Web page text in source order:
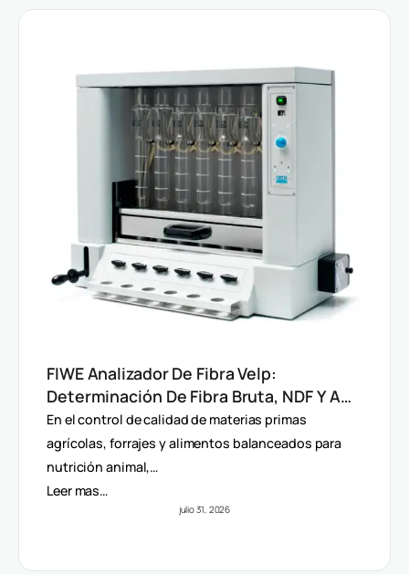
FIWE Analizador De Fibra Velp:
Determinación De Fibra Bruta, NDF Y ADF
En Alimentos Y Piensos
En el control de calidad de materias primas
agrícolas, forrajes y alimentos balanceados para
nutrición animal,…
Leer mas…
julio 31, 2026